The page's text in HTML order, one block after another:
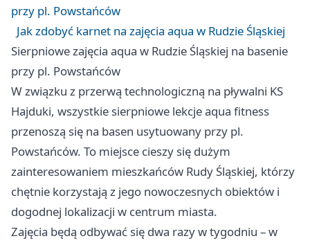
przy pl. Powstańców
Jak zdobyć karnet na zajęcia aqua w Rudzie Śląskiej
Sierpniowe zajęcia aqua w Rudzie Śląskiej na basenie
przy pl. Powstańców
W związku z przerwą technologiczną na pływalni KS
Hajduki, wszystkie sierpniowe lekcje aqua fitness
przenoszą się na basen usytuowany przy pl.
Powstańców. To miejsce cieszy się dużym
zainteresowaniem mieszkańców Rudy Śląskiej, którzy
chętnie korzystają z jego nowoczesnych obiektów i
dogodnej lokalizacji w centrum miasta.
Zajęcia będą odbywać się dwa razy w tygodniu – w